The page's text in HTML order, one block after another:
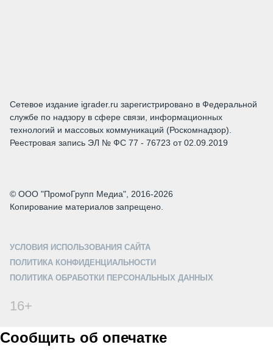
Сетевое издание igrader.ru зарегистрировано в Федеральной
службе по надзору в сфере связи, информационных
технологий и массовых коммуникаций (Роскомнадзор).
Реестровая запись ЭЛ № ФС 77 - 76723 от 02.09.2019
© ООО "ПромоГрупп Медиа", 2016-2026
Копирование материалов запрещено.
УСЛОВИЯ ИСПОЛЬЗОВАНИЯ САЙТА
ПОЛИТИКА КОНФИДЕНЦИАЛЬНОСТИ
ПОЛИТИКА ОБРАБОТКИ ПЕРСОНАЛЬНЫХ ДАННЫХ
16+
Сообщить об опечатке